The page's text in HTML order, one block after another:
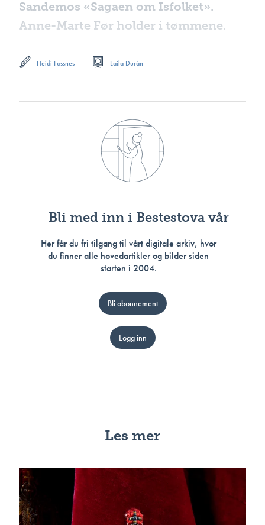
Sandemos «Sagaen om Isfolket».
Anne-Marte Før holder i tømmene.
Heidi Fossnes Laila Durán
Bli med inn i Bestestova vår
Her får du fri tilgang til vårt digitale arkiv, hvor
du finner alle hovedartikler og bilder siden
starten i 2004.
Bli abonnement
Logg inn
Les mer